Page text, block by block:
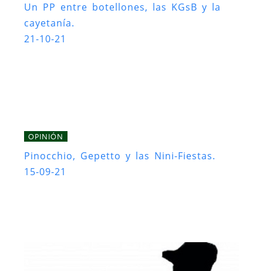
Un PP entre botellones, las KGsB y la
cayetanía.
21-10-21
OPINIÓN
Pinocchio, Gepetto y las Nini-Fiestas.
15-09-21